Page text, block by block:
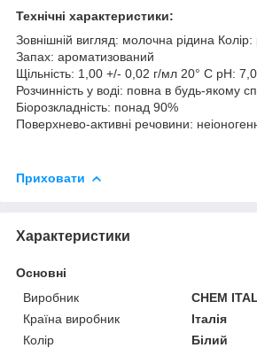
Технічні характеристики:
Зовнішній вигляд: молочна рідина
Запах: ароматизований
Щільність: 1,00 +/- 0,02 г/мл 20° C pH:
Розчинність у воді: повна в будь-якому
Біорозкладність: понад 90%
Поверхнево-активні речовини:
Приховати
Характеристики
Основні
Виробник
CHEM
Країна виробник
Італія
Колір
Білий